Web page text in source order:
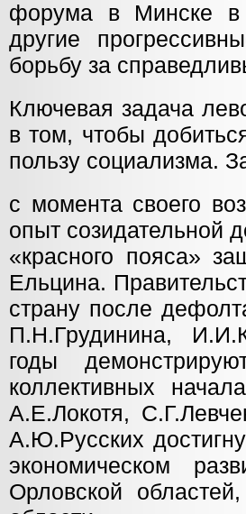
форума в Минске в
другие
борьбу за
Ключевая задача
в том, чтобы
пользу социализма.
с момента своего
опыт созидательной
«красного пояса»
Ельцина.
страну после
П.Н.Грудинина,
годы
коллективных
А.Е.Локотя,
А.Ю.Русских
экономическом
Орловской